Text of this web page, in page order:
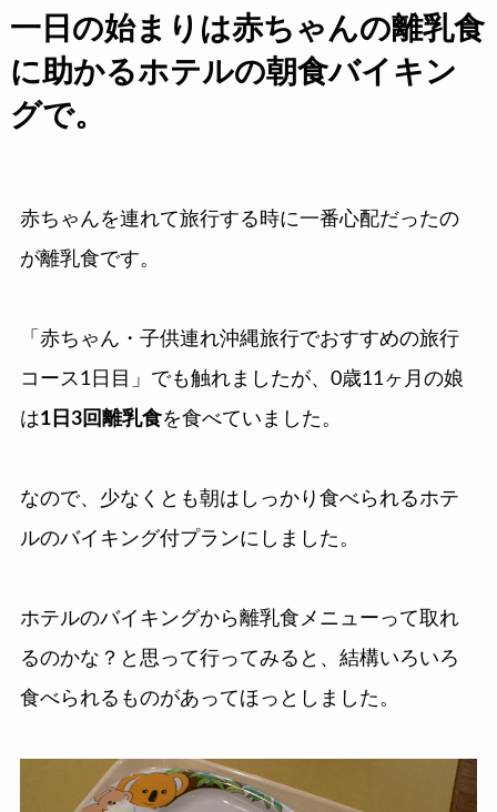
一日の始まりは赤ちゃんの離乳食
に助かるホテルの朝食バイキン
グで。
赤ちゃんを連れて旅行する時に一番心配だったの
が離乳食です。
「赤ちゃん・子供連れ沖縄旅行でおすすめの旅行
コース1日目」でも触れましたが、0歳11ヶ月の娘
は1日3回離乳食を食べていました。
なので、少なくとも朝はしっかり食べられるホテ
ルのバイキング付プランにしました。
ホテルのバイキングから離乳食メニューって取れ
るのかな？と思って行ってみると、結構いろいろ
食べられるものがあってほっとしました。